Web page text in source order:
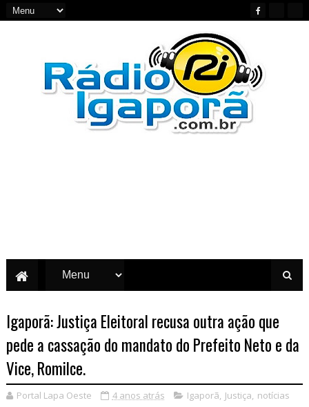
Igaporã: Justiça Eleitoral recusa outra ação que
pede a cassação do mandato do Prefeito Neto e da
Vice, Romilce.
Portal Lapa Oeste 4 anos atrás Igaporã, Justiça, notícias